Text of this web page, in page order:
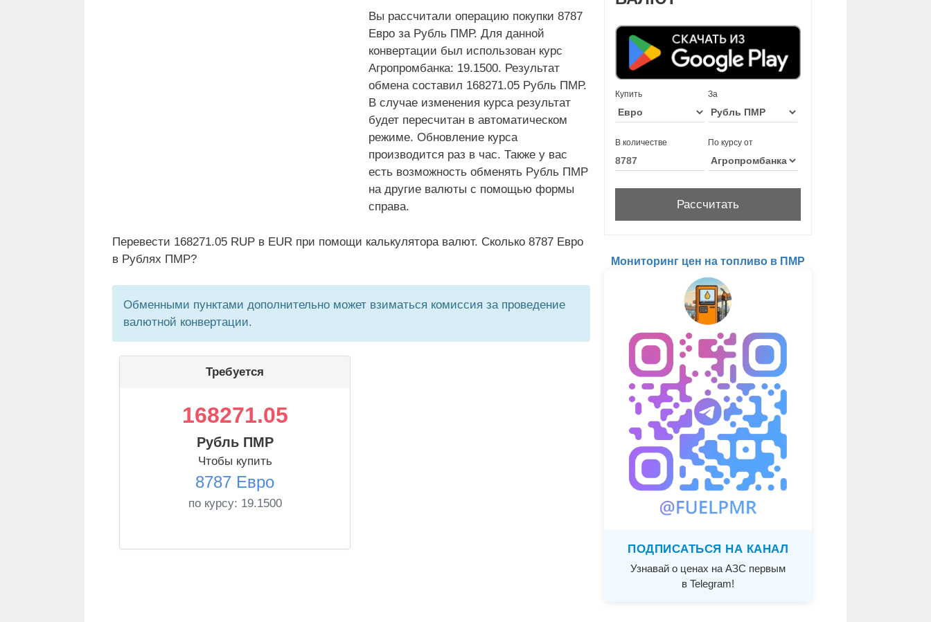
Вы рассчитали операцию покупки 8787
Евро за Рубль ПМР. Для данной
конвертации был использован курс
Агропромбанка: 19.1500. Результат
обмена составил 168271.05 Рубль ПМР.
В случае изменения курса результат
будет пересчитан в автоматическом
режиме. Обновление курса
производится раз в час. Также у вас
есть возможность обменять Рубль ПМР
на другие валюты с помощью формы
справа.
Перевести 168271.05 RUP в EUR при помощи калькулятора валют. Сколько 8787 Евро
в Рублях ПМР?
Обменными пунктами дополнительно может взиматься комиссия за проведение
валютной конвертации.
Требуется
168271.05
Рубль ПМР
Чтобы купить
8787 Евро
по курсу: 19.1500
Купить За
В количестве По курсу от
Мониторинг цен на топливо в ПМР
ПОДПИСАТЬСЯ НА КАНАЛ
Узнавай о ценах на АЗС первым
в Telegram!